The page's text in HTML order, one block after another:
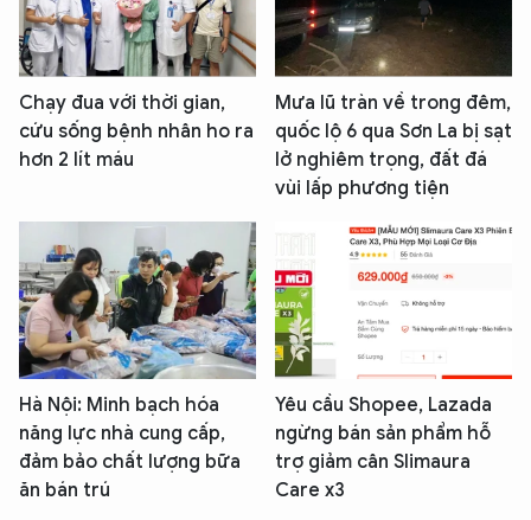
Chạy đua với thời gian,
cứu sống bệnh nhân ho ra
hơn 2 lít máu
Mưa lũ tràn về trong đêm,
quốc lộ 6 qua Sơn La bị sạt
lở nghiêm trọng, đất đá
vùi lấp phương tiện
Hà Nội: Minh bạch hóa
năng lực nhà cung cấp,
đảm bảo chất lượng bữa
ăn bán trú
Yêu cầu Shopee, Lazada
ngừng bán sản phẩm hỗ
trợ giảm cân Slimaura
Care x3